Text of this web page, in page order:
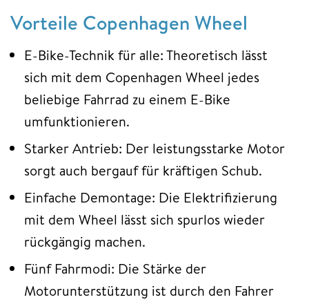
Vorteile Copenhagen Wheel
E-Bike-Technik für alle: Theoretisch lässt
sich mit dem Copenhagen Wheel jedes
beliebige Fahrrad zu einem E-Bike
umfunktionieren.
Starker Antrieb: Der leistungsstarke Motor
sorgt auch bergauf für kräftigen Schub.
Einfache Demontage: Die Elektrifizierung
mit dem Wheel lässt sich spurlos wieder
rückgängig machen.
Fünf Fahrmodi: Die Stärke der
Motorunterstützung ist durch den Fahrer